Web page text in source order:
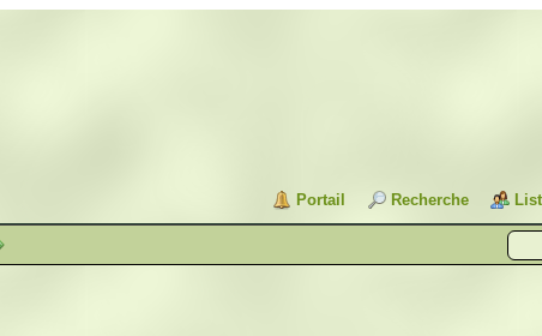
Portail Recherche